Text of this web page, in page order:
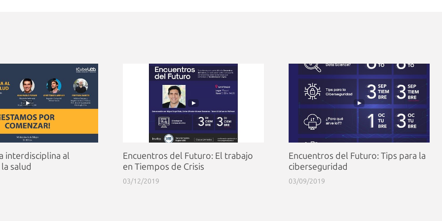
interdisciplina al
salud
Encuentros del Futuro: El trabajo
en Tiempos de Crisis
03/12/2019
Encuentros del Futuro: Tips para la
ciberseguridad
03/09/2019